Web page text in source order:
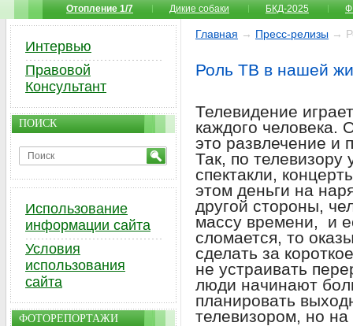
Отопление 1/7
Дикие собаки БКД-2025
Главная → Пресс-релизы →
Роль ТВ в нашей
Телевидение
каждого человека.
это развлечение и
Так, по
спектакли,
этом деньги на
другой стороны,
массу времени, и
сломается, то
сделать за
не устраивать
люди начинают
планировать
телевизором, но
Интервью
Правовой
Консультант
ПОИСК
Использование
информации сайта
Условия
использования
сайта
ФОТОРЕПОРТАЖИ